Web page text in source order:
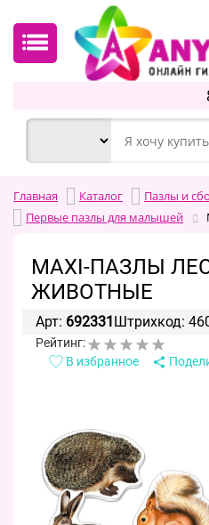
Главная Каталог
Пазлы и
Первые пазлы для малышей
MAXI-ПАЗЛЫ
ЖИВОТНЫЕ
Арт: 692331Штрихкод:
Рейтинг:
В избранное